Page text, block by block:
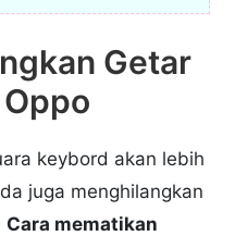
Getar
keybord akan lebih
juga menghilangkan
Cara mematikan